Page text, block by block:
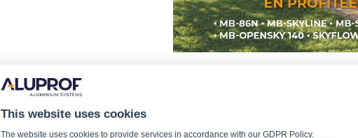
This website uses cookies
The website uses cookies to provide services in accordance with our GDPR Policy.